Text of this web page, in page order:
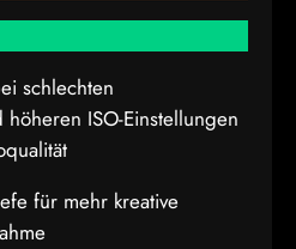
schlechten
ISO-Einstellungen
für mehr kreative